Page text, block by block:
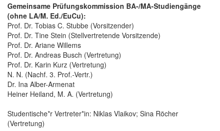
Gemeinsame Prüfungskommission BA-/MA-Studiengänge
(ohne LA/M. Ed./EuCu):
Prof. Dr. Tobias C. Stubbe (Vorsitzender)
Prof. Dr. Tine Stein (Stellvertretende Vorsitzende)
Prof. Dr. Ariane Willems
Prof. Dr. Andreas Busch (Vertretung)
Prof. Dr. Karin Kurz (Vertretung)
N. N. (Nachf. 3. Prof.-Vertr.)
Dr. Ina Alber-Armenat
Heiner Heiland, M. A. (Vertretung)
Studentische*r Vertreter*in: Niklas Vlaikov; Sina Röcher
(Vertretung)